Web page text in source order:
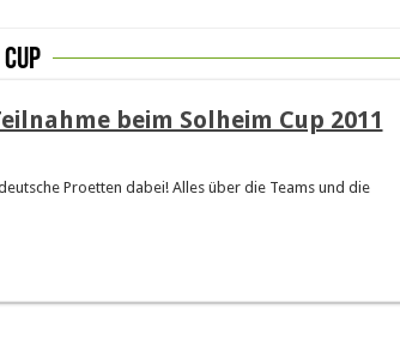
beim Solheim Cup 2011
Proetten dabei! Alles über die Teams und die